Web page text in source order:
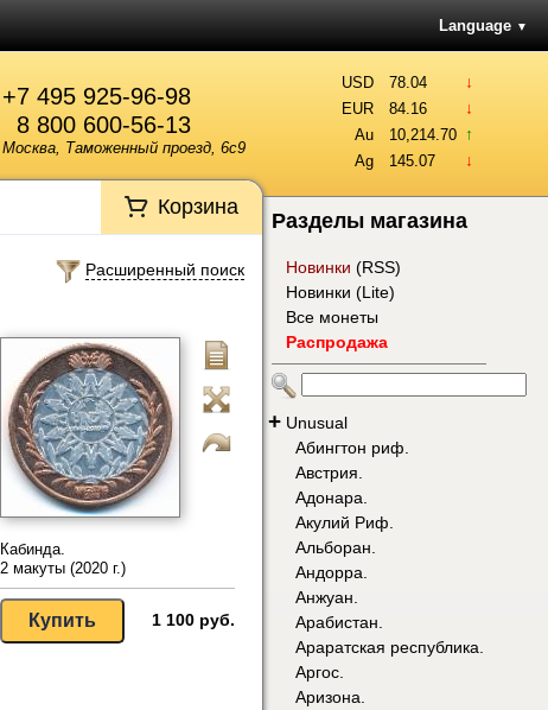
Language ▼
+7 495 925-96-98
8 800 600-56-13
Москва, Таможенный проезд, 6с9
USD 78.04 ↓
EUR 84.16 ↓
Au 10,214.70 ↑
Ag 145.07 ↓
Корзина
Расширенный поиск
Кабинда.
2 макуты (2020 г.)
1 100 руб.
Разделы магазина
Новинки (RSS)
Новинки (Lite)
Все монеты
Распродажа
+ Unusual
Абингтон риф.
Австрия.
Адонара.
Акулий Риф.
Альборан.
Андорра.
Анжуан.
Арабистан.
Араратская республика.
Аргос.
Аризона.